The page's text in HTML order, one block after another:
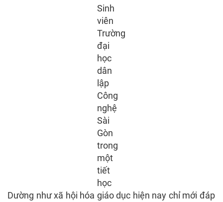
Sinh
viên
Trường
đại
học
dân
lập
Công
nghệ
Sài
Gòn
trong
một
tiết
học
Dường như xã hội hóa giáo dục hiện nay chỉ mới đáp